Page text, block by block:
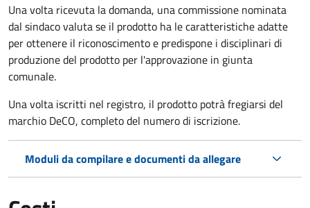
Una volta ricevuta la domanda, una commissione nominata
dal sindaco valuta se il prodotto ha le caratteristiche adatte
per ottenere il riconoscimento e predispone i disciplinari di
produzione del prodotto per l'approvazione in giunta
comunale.
Una volta iscritti nel registro, il prodotto potrà fregiarsi del
marchio DeCO, completo del numero di iscrizione.
Moduli da compilare e documenti da allegare